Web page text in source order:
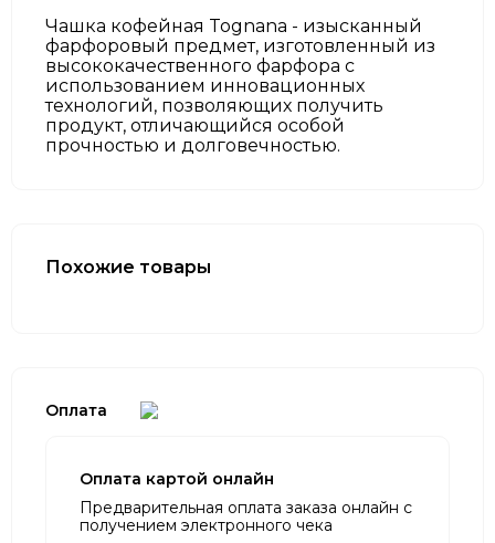
Чашка кофейная Tognana - изысканный
фарфоровый предмет, изготовленный из
высококачественного фарфора с
использованием инновационных
технологий, позволяющих получить
продукт, отличающийся особой
прочностью и долговечностью.
Похожие товары
Оплата
Оплата картой онлайн
Предварительная оплата заказа онлайн с
получением электронного чека